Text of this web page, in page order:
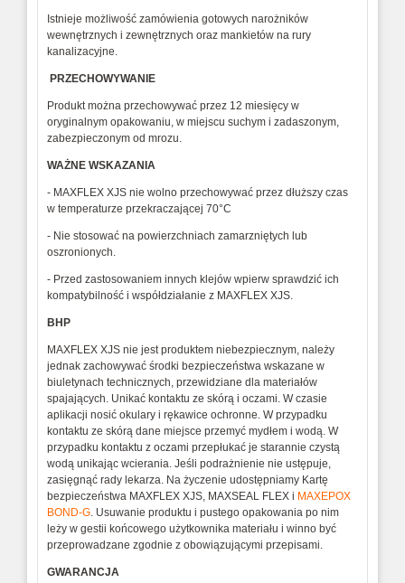
Istnieje możliwość zamówienia gotowych narożników
wewnętrznych i zewnętrznych oraz mankietów na rury
kanalizacyjne.
PRZECHOWYWANIE
Produkt można przechowywać przez 12 miesięcy w
oryginalnym opakowaniu, w miejscu suchym i zadaszonym,
zabezpieczonym od mrozu.
WAŻNE WSKAZANIA
- MAXFLEX XJS nie wolno przechowywać przez dłuższy czas
w temperaturze przekraczającej 70°C
- Nie stosować na powierzchniach zamarzniętych lub
oszronionych.
- Przed zastosowaniem innych klejów wpierw sprawdzić ich
kompatybilność i współdziałanie z MAXFLEX XJS.
BHP
MAXFLEX XJS nie jest produktem niebezpiecznym, należy
jednak zachowywać środki bezpieczeństwa wskazane w
biuletynach technicznych, przewidziane dla materiałów
spajających. Unikać kontaktu ze skórą i oczami. W czasie
aplikacji nosić okulary i rękawice ochronne. W przypadku
kontaktu ze skórą dane miejsce przemyć mydłem i wodą. W
przypadku kontaktu z oczami przepłukać je starannie czystą
wodą unikając wcierania. Jeśli podrażnienie nie ustępuje,
zasięgnąć rady lekarza. Na życzenie udostępniamy Kartę
bezpieczeństwa MAXFLEX XJS, MAXSEAL FLEX i MAXEPOX
BOND-G. Usuwanie produktu i pustego opakowania po nim
leży w gestii końcowego użytkownika materiału i winno być
przeprowadzane zgodnie z obowiązującymi przepisami.
GWARANCJA